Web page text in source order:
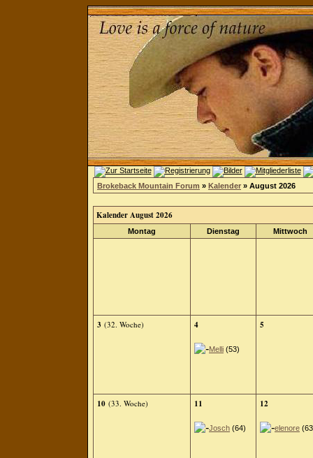
Brokeback Mountain Forum » Kalender » August 2026
Kalender August 2026
Montag Dienstag Mittwoch
3 (32. Woche) 4
Melli (53)
5
10 (33. Woche) 11
Josch (64)
12
elenore